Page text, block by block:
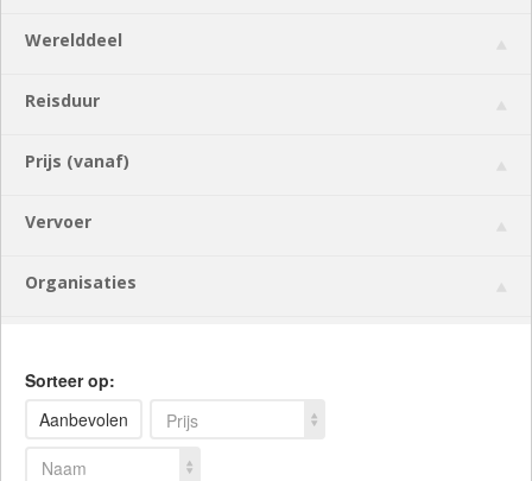
Werelddeel
Reisduur
Prijs (vanaf)
Vervoer
Organisaties
Sorteer op:
Aanbevolen
Prijs
Naam